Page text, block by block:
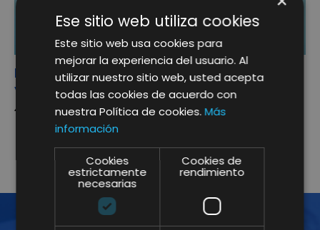
Increase the value of your brand, building
your reputation on the Online Channel
4 May. 2017
Ese sitio web utiliza cookies
Este sitio web usa cookies para
mejorar la experiencia del usuario. Al
utilizar nuestro sitio web, usted acepta
todas las cookies de acuerdo con
nuestra Política de cookies.Más
información
Cookies
estrictamente
necesarias
Cookies de
rendimiento